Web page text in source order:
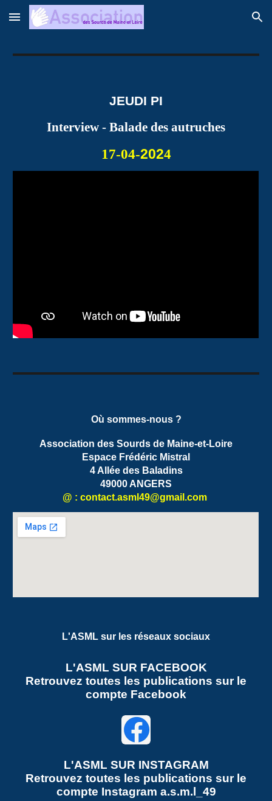
Skip to main content Skip to navigation
JEUDI PI
Interview - Balade des autruches
17-04-2024
Où sommes-nous ?
Association des Sourds de Maine-et-Loire
Espace Frédéric Mistral
4 Allée des Baladins
49000 ANGERS
@ : contact.asml49@gmail.com
L'ASML sur les réseaux sociaux
L'ASML SUR FACEBOOK
Retrouvez toutes les publications sur le
compte Facebook
L'ASML SUR INSTAGRAM
Retrouvez toutes les publications sur le
compte Instagram a.s.m.l_49